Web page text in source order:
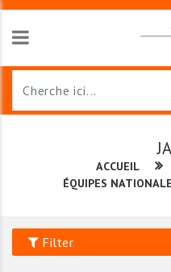
ACCUEIL
ÉQUIPES
Filter